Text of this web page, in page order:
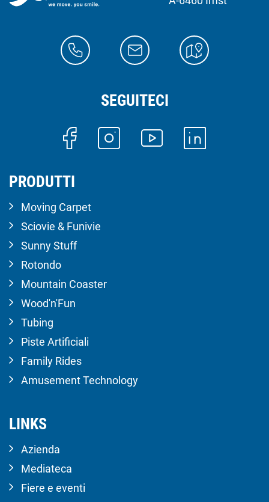
SEGUITECI
PRODUTTI
Moving Carpet
Sciovie & Funivie
Sunny Stuff
Rotondo
Mountain Coaster
Wood'n'Fun
Tubing
Piste Artificiali
Family Rides
Amusement Technology
LINKS
Azienda
Mediateca
Fiere e eventi